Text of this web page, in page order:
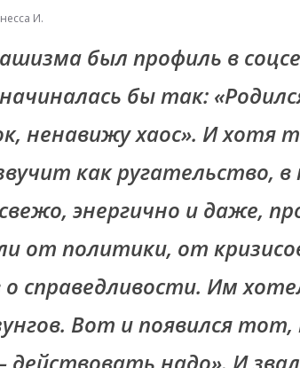
И.
был профиль в
бы так:
ненавижу хаос». И хотя
как ругательство, в
энергично и даже,
от политики, от
о справедливости. Им
Вот и появился